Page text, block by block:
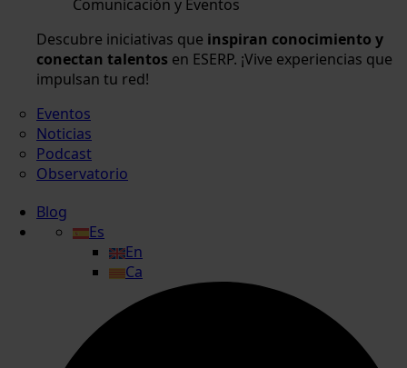
Comunicación y Eventos
Descubre iniciativas que inspiran conocimiento y
conectan talentos en ESERP. ¡Vive experiencias que
impulsan tu red!
Eventos
Noticias
Podcast
Observatorio
Blog
Es
En
Ca